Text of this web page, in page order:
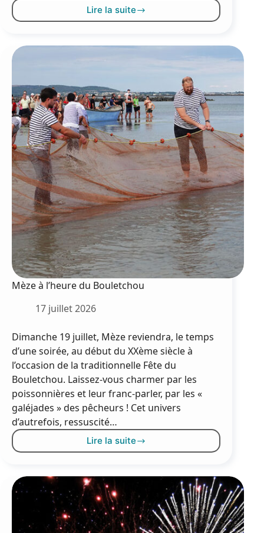
Lire la suite
Le
Mèze à l’heure du Bouletchou
17 juillet 2026
Dimanche 19 juillet, Mèze reviendra, le temps
d’une soirée, au début du XXème siècle à
l’occasion de la traditionnelle Fête du
Bouletchou. Laissez-vous charmer par les
poissonnières et leur franc-parler, par les «
galéjades » des pêcheurs ! Cet univers
d’autrefois, ressuscité…
Lire la suite
Mèze
du
Bouletchou